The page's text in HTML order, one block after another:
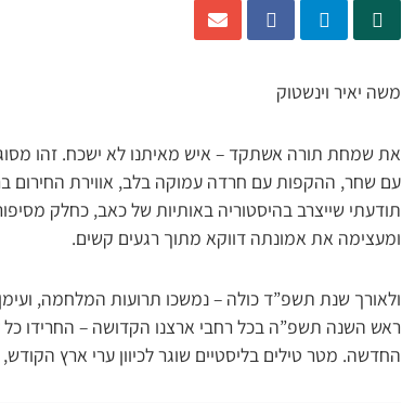
משה יאיר וינשטוק
את שמחת תורה אשתקד – איש מאיתנו לא ישכח. זהו
עם שחר, ההקפות עם חרדה עמוקה בלב, אווירת החירום
תודעתי שייצרב בהיסטוריה באותיות של כאב, כחלק
ומעצימה את אמונתה דווקא מתוך רגעים קשים.
ולאורך שנת תשפ”ד כולה – נמשכו תרועות המלחמה,
ראש השנה תשפ”ה בכל רחבי ארצנו הקדושה – החרידו
החדשה. מטר טילים בליסטיים שוגר לכיוון ערי ארץ